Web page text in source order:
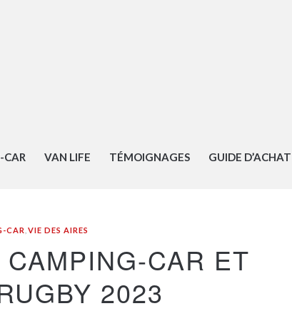
CAR VAN LIFE TÉMOIGNAGES GUIDE D’ACHAT
CAR VIE DES AIRES
CAR ET
2023